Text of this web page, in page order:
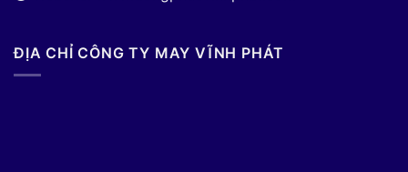
ĐỊA CHỈ CÔNG TY MAY VĨNH PHÁT